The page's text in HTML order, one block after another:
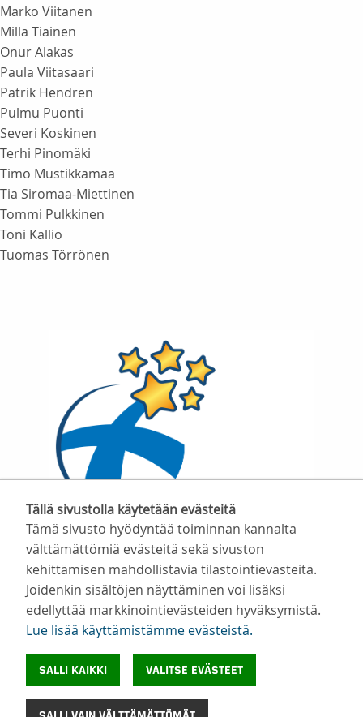
Tällä sivustolla käytetään evästeitä
Tämä sivusto hyödyntää toiminnan kannalta
välttämättömiä evästeitä sekä sivuston
kehittämisen mahdollistavia tilastointievästeitä.
Joidenkin sisältöjen näyttäminen voi lisäksi
edellyttää markkinointievästeiden hyväksymistä.
Lue lisää käyttämistämme evästeistä.​​​​​​
SALLI KAIKKI VALITSE EVÄSTEET
Marko Viitanen
Milla Tiainen
Onur Alakas
Paula Viitasaari
Patrik Hendren
Pulmu Puonti
Severi Koskinen
Terhi Pinomäki
Timo Mustikkamaa
Tia Siromaa-Miettinen
Tommi Pulkkinen
Toni Kallio
Tuomas Törrönen
Suomen Valmentajat ry
Valimotie 10, 00380 Helsinki
toimisto@suomenvalmentajat.fi
Kaikki yhteystiedot
Tietosuoja
Evästeiden käyttö